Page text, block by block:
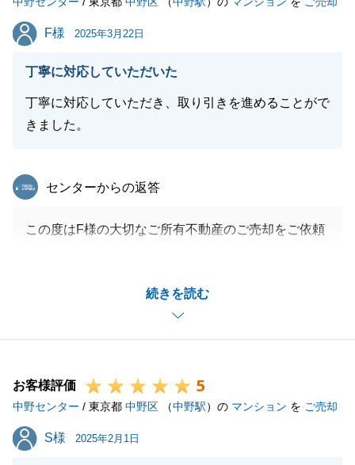
F様
F様 2025年3月22日
丁寧に対応していただいた
丁寧に対応していただき、取り引きを進めることがで
きました。
続きを読む
東急リバブル
センターからの返答
この度はF様の大切なご所有不動産のご売却をご依頼
ご家族の皆様がご協力頂けたからこそだと思っており
ます。心より感謝申し上げます。
今後とも何かお困りなことがありましたらお気軽にご
何卒宜しくお願い申し上げます。
お客様評価 5
中野センター / 東京都 中野区 （中野駅）の マンション を ご売却
S様
S様 2025年2月1日